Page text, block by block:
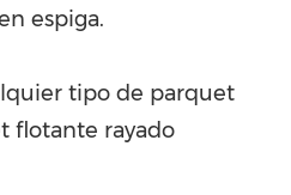
espiga.
tipo de parquet
flotante rayado